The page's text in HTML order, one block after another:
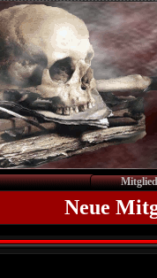
Neue